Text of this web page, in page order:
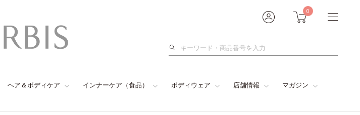
0
検
ヘア＆ボディケア インナーケア（食品） ボディウェア 店舗情報 マガジン